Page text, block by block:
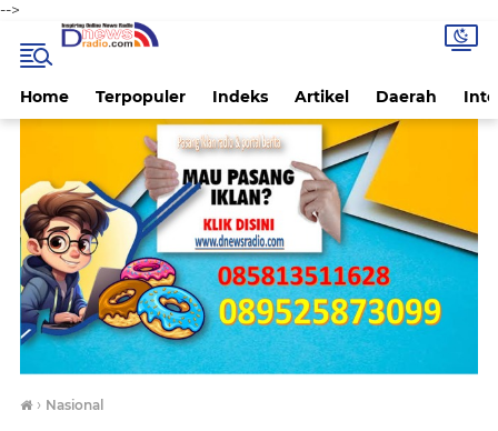
-->
Home Terpopuler Indeks Artikel Daerah
› Nasional